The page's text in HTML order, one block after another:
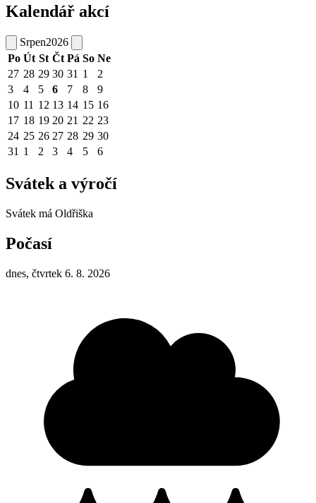
Kalendář akcí
Srpen2026
Po Út St Čt Pá So Ne
27 28 29 30 31 1
2
3
4 5 6 7 8
9
10 11 12 13 14 15 16
17 18 19 20 21 22 23
24 25 26 27 28 29 30
31 1 2 3 4 5 6
Svátek a výročí
Svátek má Oldřiška
Počasí
dnes, čtvrtek 6. 8. 2026